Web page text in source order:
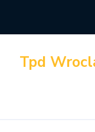
content
Tpd